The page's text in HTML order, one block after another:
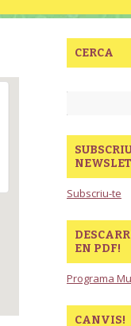
CERCA
Subscriu-te
EN PDF!
Programa
CANVIS!